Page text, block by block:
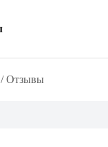
МФО
/Отзывы